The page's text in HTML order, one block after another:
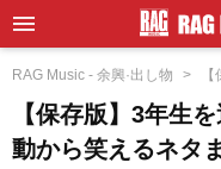
RAG Music - 余興·出し物
【保存版】3年生
動から笑えるネタ